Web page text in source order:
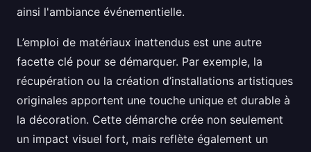
ainsi l'ambiance événementielle.
L’emploi de matériaux inattendus est une autre
facette clé pour se démarquer. Par exemple, la
récupération ou la création d’installations artistiques
originales apportent une touche unique et durable à
la décoration. Cette démarche crée non seulement
un impact visuel fort, mais reflète également un